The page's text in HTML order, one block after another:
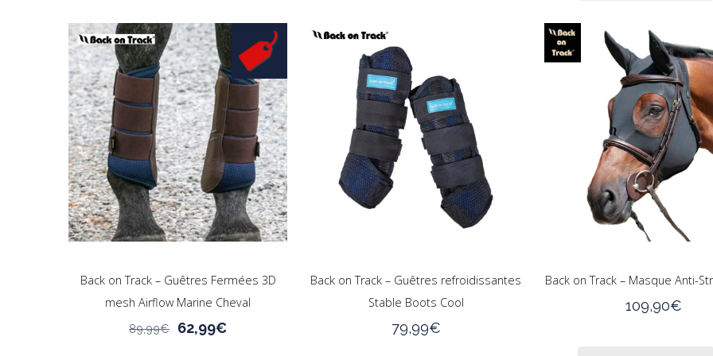
options
peuvent
être
choisies
sur
la
page
du
produit
choisies
sur
la
page
du
Back on Track – Guêtres Fermées 3D
mesh Airflow Marine Cheval
89,99€
Le
62,99€Le
Back on Track – Guêtres refroidissantes
Stable Boots Cool
79,99€
Back on Track – Masque Anti-
109,90€